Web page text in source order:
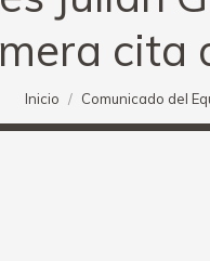
cita
Estás aquí:
Inicio Comunicado del